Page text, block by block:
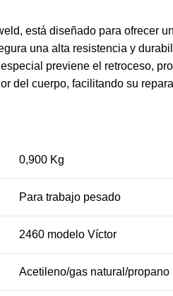
está diseñado para ofrecer
una alta resistencia y
previene el retroceso,
del cuerpo, facilitando su
0,900 Kg
Para trabajo pesado
2460 modelo Víctor
Acetileno/gas natural/propano